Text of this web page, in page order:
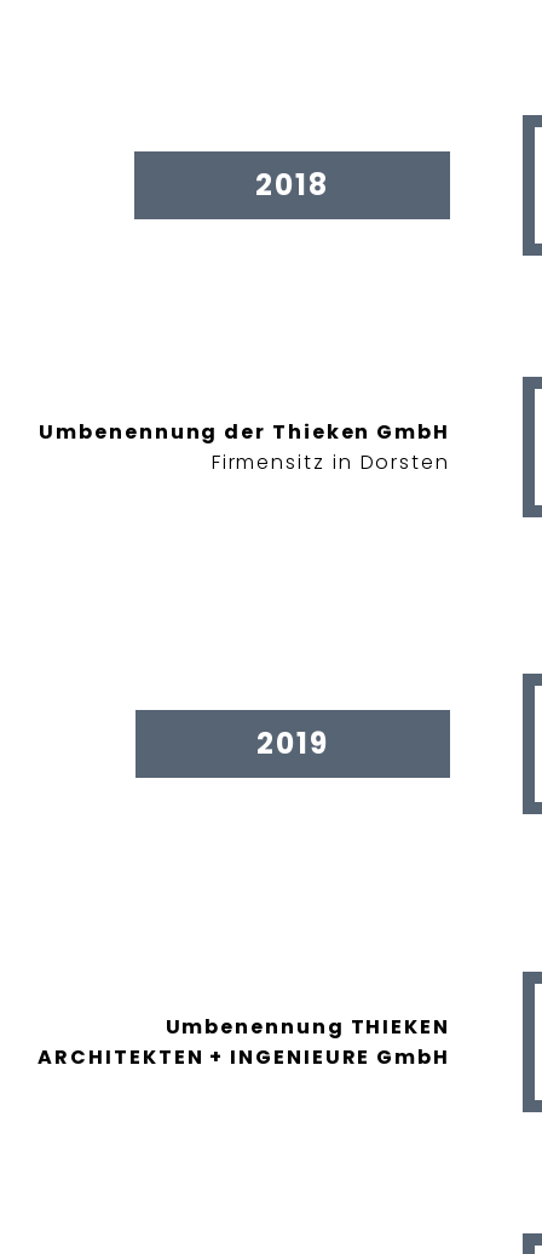
2018
Umbenennung der Thieken GmbH
Firmensitz in Dorsten
2019
Umbenennung THIEKEN
ARCHITEKTEN + INGENIEURE GmbH